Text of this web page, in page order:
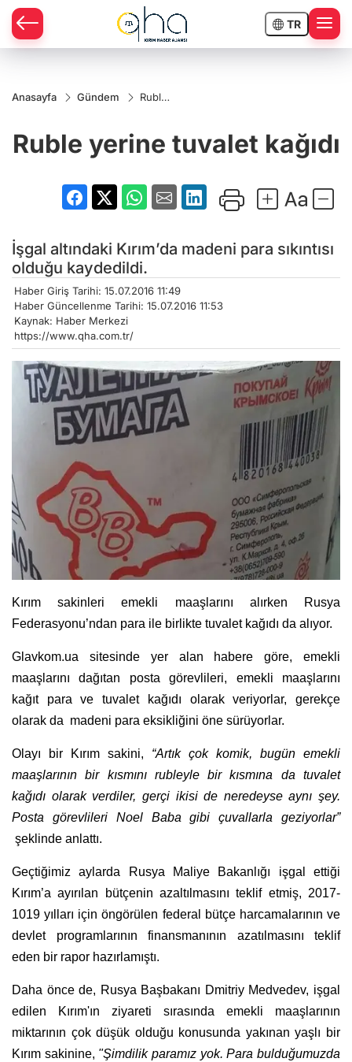
TR
Anasayfa Gündem
Ruble
Ruble yerine tuvalet kağıdı
İşgal altındaki Kırım’da madeni para sıkıntısı
olduğu kaydedildi.
Haber Giriş Tarihi: 15.07.2016 11:49
Haber Güncellenme Tarihi: 15.07.2016 11:53
Kaynak: Haber Merkezi
https://www.qha.com.tr/
Kırım sakinleri emekli maaşlarını alırken Rusya
Federasyonu’ndan para ile birlikte tuvalet kağıdı da alıyor.
Glavkom.ua sitesinde yer alan habere göre, emekli
maaşlarını dağıtan posta görevlileri, emekli maaşlarını
kağıt para ve tuvalet kağıdı olarak veriyorlar, gerekçe
olarak da madeni para eksikliğini öne sürüyorlar.
Olayı bir Kırım sakini, “Artık çok komik, bugün emekli
maaşlarının bir kısmını rubleyle bir kısmına da tuvalet
kağıdı olarak verdiler, gerçi ikisi de neredeyse aynı şey.
Posta görevlileri Noel Baba gibi çuvallarla geziyorlar”
şeklinde anlattı.
Geçtiğimiz aylarda Rusya Maliye Bakanlığı işgal ettiği
Kırım’a ayırılan bütçenin azaltılmasını teklif etmiş, 2017-
1019 yılları için öngörülen federal bütçe harcamalarının ve
devlet programlarının finansmanının azatılmasını teklif
eden bir rapor hazırlamıştı.
Daha önce de, Rusya Başbakanı Dmitriy Medvedev, işgal
edilen Kırım'ın ziyareti sırasında emekli maaşlarının
miktarının çok düşük olduğu konusunda yakınan yaşlı bir
Kırım sakinine, "Şimdilik paramız yok. Para bulduğumuzda